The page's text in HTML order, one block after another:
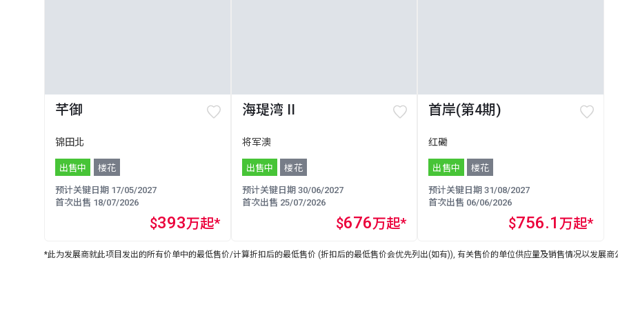
芊御
锦田北
出售中 楼花
预计关键日期 17/05/2027
首次出售 18/07/2026
$393万起*
海瑅湾 II
将军澳
出售中 楼花
预计关键日期 30/06/2027
首次出售 25/07/2026
$676万起*
首岸(第4期)
红磡
出售中 楼花
预计关键日期 31/08/2027
首次出售 06/06/2026
$756.1 万起*
*此为发展商就此项目发出的所有价单中的最低售价/计算折扣后的最低售价 (折扣后的最低售价会优先列出(如有)), 有关售价的单位供应量及销售情况以发展商